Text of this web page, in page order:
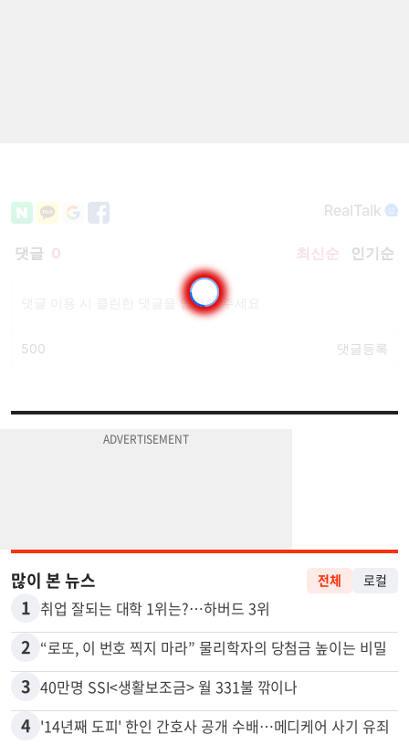
많이 본 뉴스
1 취업 잘되는 대학 1위는?…하버드 3위
2 “로또, 이 번호 찍지 마라” 물리학자의 당첨금 높이는 비밀
3 40만명 SSI<생활보조금> 월 331불 깎이나